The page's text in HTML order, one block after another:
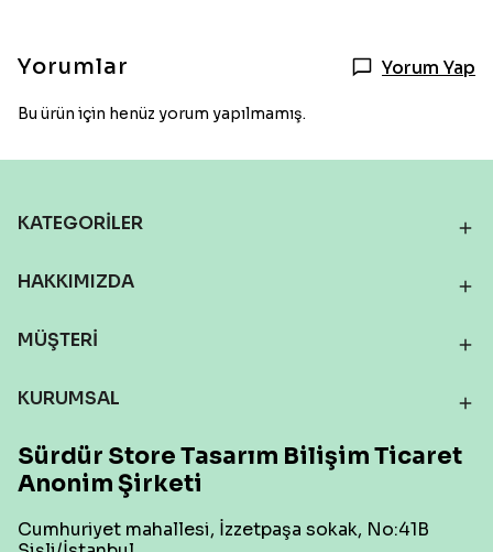
Yorumlar Yorum Yap
Bu ürün için henüz yorum yapılmamış.
KATEGORİLER
HAKKIMIZDA
MÜŞTERİ
KURUMSAL
Sürdür Store Tasarım Bilişim Ticaret
Anonim Şirketi
Cumhuriyet mahallesi, İzzetpaşa sokak, No:41B